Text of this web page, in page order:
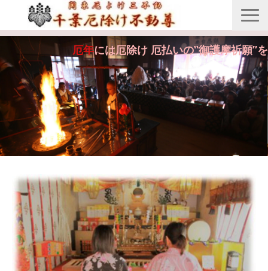
縁起由来
年間行事
御護摩祈願
御守・紙札
安産・七五三祝祷
厄年には厄除け 厄払いの‟御護摩祈願”を